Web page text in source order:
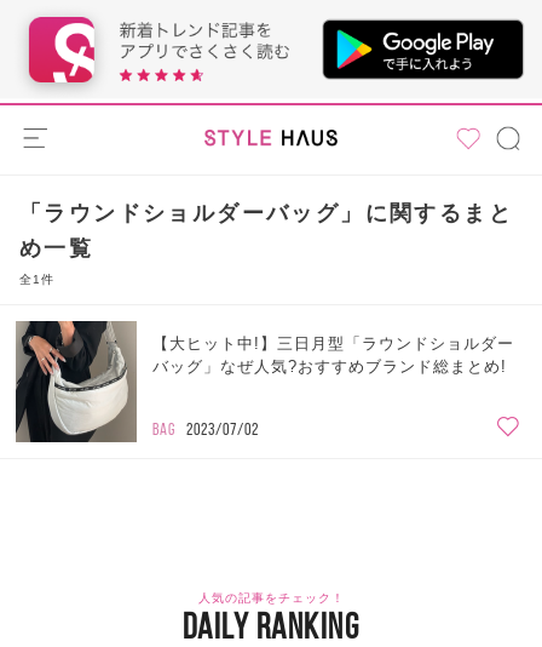
「ラウンドショルダーバッグ」に関するまと
め一覧
全1件
【大ヒット中!】三日月型「ラウンドショルダー
バッグ」なぜ人気?おすすめブランド総まとめ!
BAG 2023/07/02
人気の記事をチェック！
DAILY RANKING